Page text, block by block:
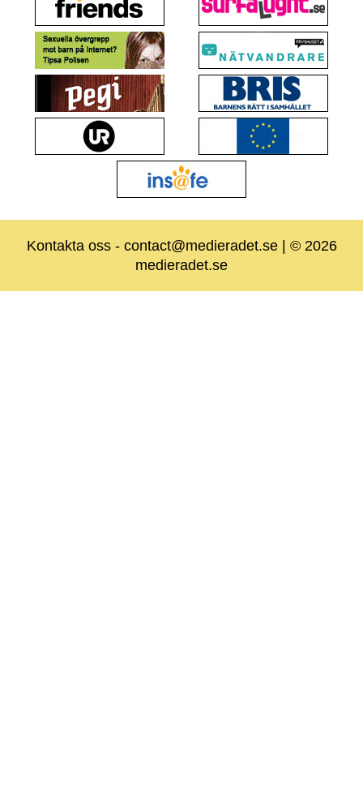
Kontakta oss- contact@medieradet.se | © 2026
medieradet.se